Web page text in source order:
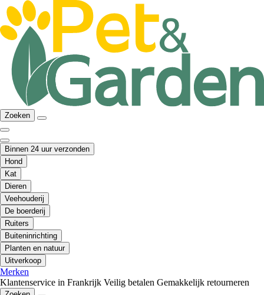
Zoeken
Binnen 24 uur verzonden
Hond
Kat
Dieren
Veehouderij
De boerderij
Ruiters
Buiteninrichting
Planten en natuur
Uitverkoop
Merken
Klantenservice in Frankrijk Veilig betalen Gemakkelijk retourneren